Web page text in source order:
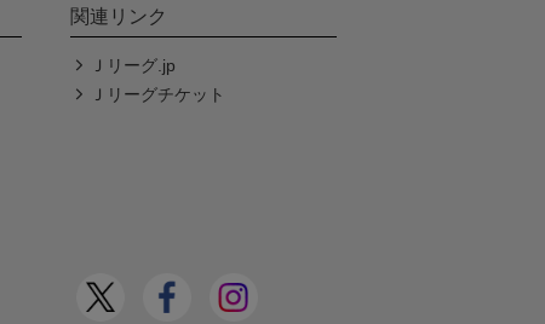
関連リンク
Ｊリーグ.jp
Ｊリーグチケット